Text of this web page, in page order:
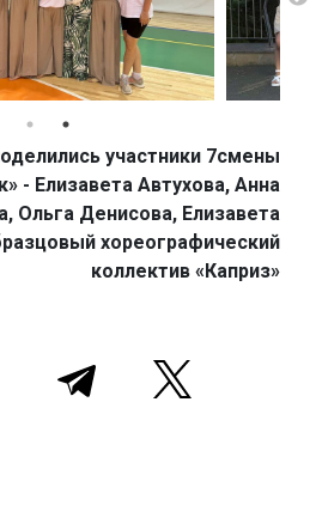
участники 7смены
- Елизавета Автухова, Анна
Ольга Денисова, Елизавета
хореографический
коллектив «Каприз»